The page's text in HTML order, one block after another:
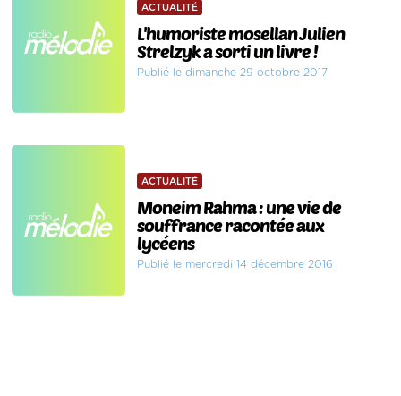
ACTUALITÉ
L'humoriste mosellan Julien
Strelzyk a sorti un livre !
Publié le dimanche 29 octobre 2017
ACTUALITÉ
Moneim Rahma : une vie de
souffrance racontée aux
lycéens
Publié le mercredi 14 décembre 2016